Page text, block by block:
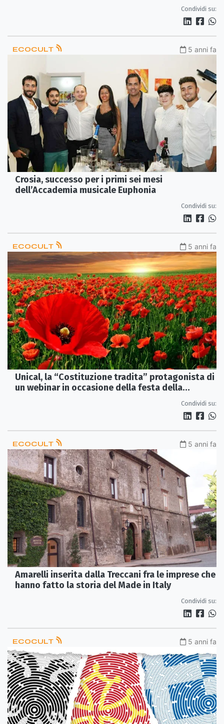
Condividi su:
ECOCULT 5 anni fa
Crosia, successo per i primi sei mesi
dell’Accademia musicale Euphonia
Condividi su:
ECOCULT 5 anni fa
Unical, la “Costituzione tradita” protagonista di
un webinar in occasione della festa della
Condividi su:
ECOCULT 5 anni fa
Amarelli inserita dalla Treccani fra le imprese che
hanno fatto la storia del Made in Italy
Condividi su:
ECOCULT 5 anni fa